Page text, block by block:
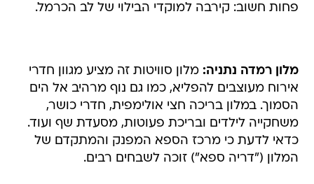
פחות חשוב: קירבה למוקדי הבילוי של לב הכרמל.
מלון רמדה נתניה: מלון סוויטות זה מציע מגוון חדרי
אירוח מעוצבים להפליא, כמו גם נוף מרהיב אל הים
הסמוך. במלון בריכה חצי אולימפית, חדרי כושר,
משחקייה לילדים ובריכת פעוטות, מסעדת שף ועוד.
כדאי לדעת כי מרכז הספא המפנק והמתקדם של
המלון ("דריה ספא") זוכה לשבחים רבים.